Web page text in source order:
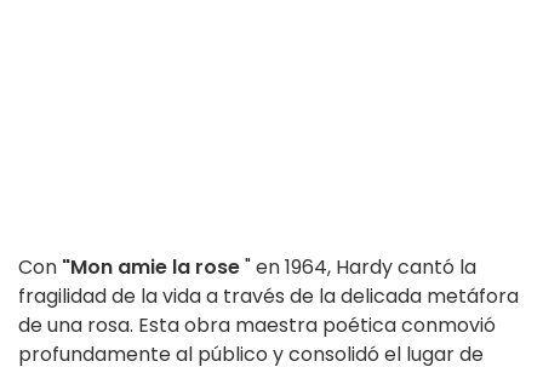
Con "Mon amie la rose" en 1964, Hardy cantó la
fragilidad de la vida a través de la delicada metáfora
de una rosa. Esta obra maestra poética conmovió
profundamente al público y consolidó el lugar de